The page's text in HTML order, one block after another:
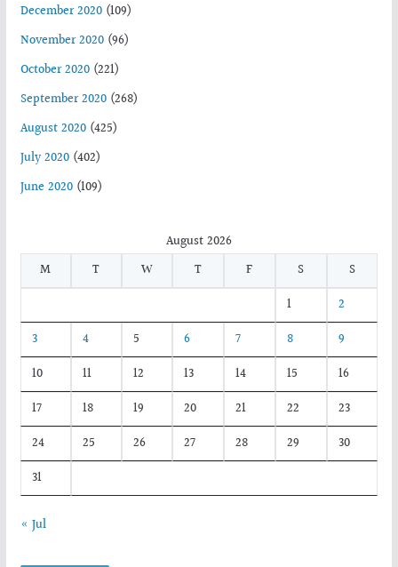
December 2020(109)
November 2020(96)
October 2020(221)
September 2020(268)
August 2020(425)
July 2020(402)
June 2020(109)
August 2026
M
T W T F S
S
1
2
3
4 5 6 7 8
9
10
11 12 13 14 15
16
17
18 19 20 21 22
23
24
25 26 27 28 29
30
31
« Jul